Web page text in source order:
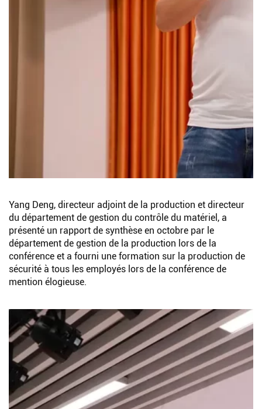
Yang Deng, directeur adjoint de la production et directeur
du département de gestion du contrôle du matériel, a
présenté un rapport de synthèse en octobre par le
département de gestion de la production lors de la
conférence et a fourni une formation sur la production de
sécurité à tous les employés lors de la conférence de
mention élogieuse.